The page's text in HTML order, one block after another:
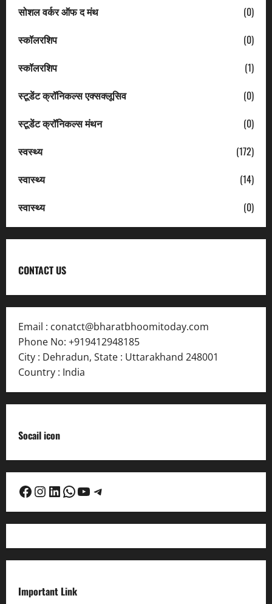
सोशल वर्कर ऑफ द मंथ
(0)
स्कॉलरशिप
(0)
स्कॉलरशिप
(1)
स्टूडेंट क्रॉनिकल्स एक्सक्लूसिव
(0)
स्टूडेंट क्रॉनिकल्स मंथन
(0)
स्वस्थ्य
(172)
स्वास्थ्य
(14)
स्वास्थ्य
(0)
CONTACT US
Email : conatct@bharatbhoomitoday.com
Phone No: +919412948185
City : Dehradun, State : Uttarakhand 248001
Country : India
Socail icon
Facebook
Instagram
LinkedIn
WhatsApp
YouTube
Telegram
Important Link